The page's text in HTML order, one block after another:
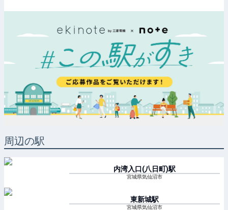
周辺の駅
内湾入口(八日町)駅
宮城県気仙沼市
東新城駅
宮城県気仙沼市